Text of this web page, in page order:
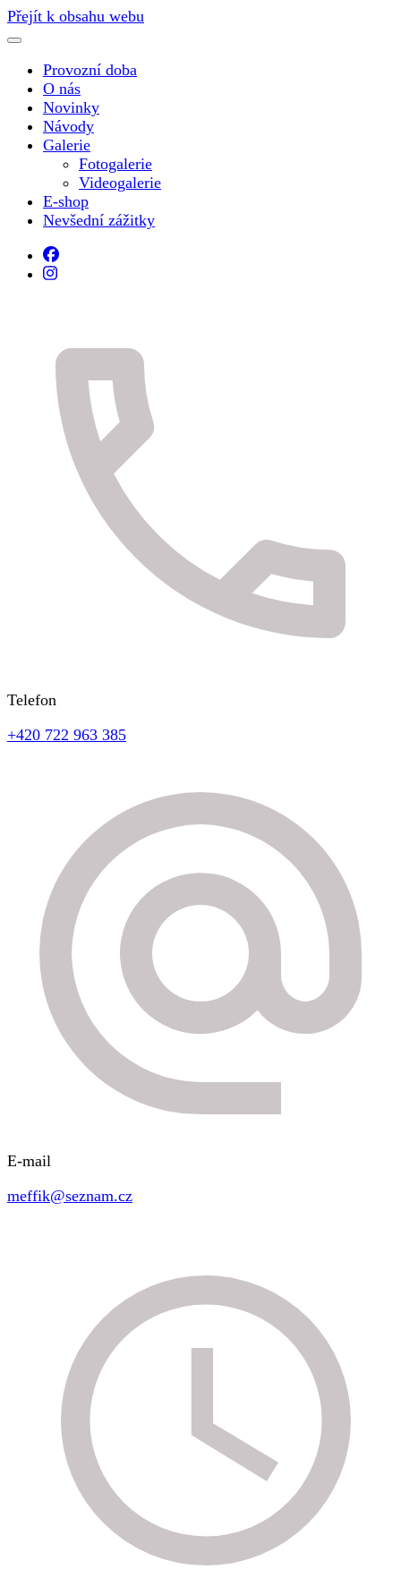
Přejít k obsahu webu
Provozní doba
O nás
Novinky
Návody
Galerie
Fotogalerie
Videogalerie
E-shop
Nevšední zážitky
Telefon
+420 722 963 385
E-mail
meffik@seznam.cz